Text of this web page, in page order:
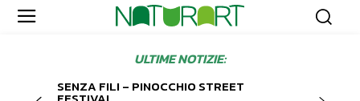
ULTIME NOTIZIE:
SENZA FILI – PINOCCHIO STREET